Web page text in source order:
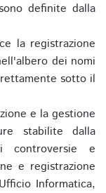
definite dalla
la registrazione
dei nomi
sotto il
e la gestione
stabilite dalla
e
e registrazione
Informatica,